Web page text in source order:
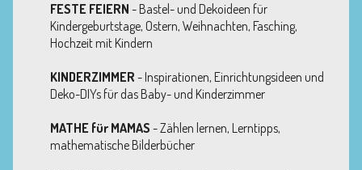
FESTE FEIERN - Bastel- und Dekoideen für
Kindergeburtstage, Ostern, Weihnachten, Fasching,
Hochzeit mit Kindern
KINDERZIMMER - Inspirationen, Einrichtungsideen und
Deko-DIYs für das Baby- und Kinderzimmer
MATHE für MAMAS - Zählen lernen, Lerntipps,
mathematische Bilderbücher